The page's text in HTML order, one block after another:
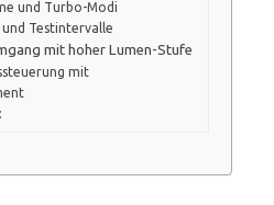
und Turbo-Modi
Testintervalle
mit hoher Lumen-Stufe
mit